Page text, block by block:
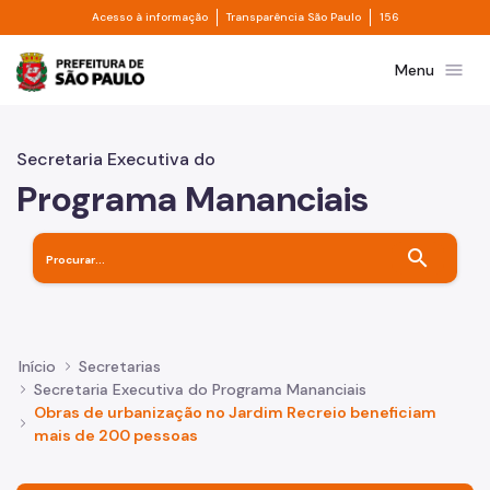
Pular para o Conteúdo principal
Acesso à informação Divisor de acesso à informação
Transparência São Paulo Divisor de
156
Prefeitura de São PauloMenu menu
Secretaria Executiva do
Programa Mananciais
search
Início
Secretarias
Secretaria Executiva do Programa Mananciais
Obras de urbanização no Jardim Recreio beneficiam
mais de 200 pessoas